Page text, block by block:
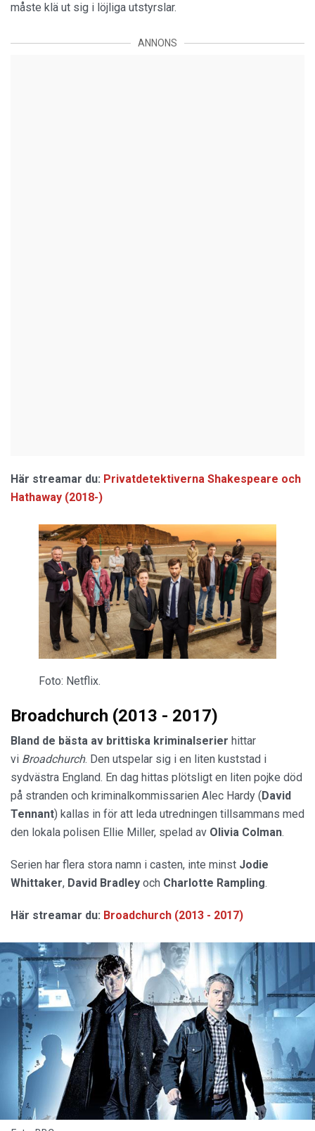
måste klä ut sig i löjliga utstyrslar.
ANNONS
Här streamar du: Privatdetektiverna Shakespeare och
Hathaway (2018-)
Foto: Netflix.
Broadchurch (2013 - 2017)
Bland de bästa av brittiska kriminalserier hittar
vi Broadchurch. Den utspelar sig i en liten kuststad i
sydvästra England. En dag hittas plötsligt en liten pojke död
på stranden och kriminalkommissarien Alec Hardy (David
Tennant) kallas in för att leda utredningen tillsammans med
den lokala polisen Ellie Miller, spelad av Olivia Colman.
Serien har flera stora namn i casten, inte minst Jodie
Whittaker, David Bradley och Charlotte Rampling.
Här streamar du: Broadchurch (2013 - 2017)